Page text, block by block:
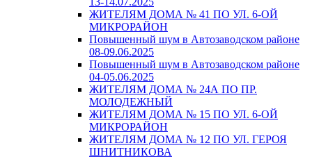
ЖИТЕЛЯМ ДОМА № 41 ПО УЛ. 6-ОЙ
МИКРОРАЙОН
Повышенный шум в Автозаводском районе
08-09.06.2025
Повышенный шум в Автозаводском районе
04-05.06.2025
ЖИТЕЛЯМ ДОМА № 24А ПО ПР.
МОЛОДЕЖНЫЙ
ЖИТЕЛЯМ ДОМА № 15 ПО УЛ. 6-ОЙ
МИКРОРАЙОН
ЖИТЕЛЯМ ДОМА № 12 ПО УЛ. ГЕРОЯ
ШНИТНИКОВА